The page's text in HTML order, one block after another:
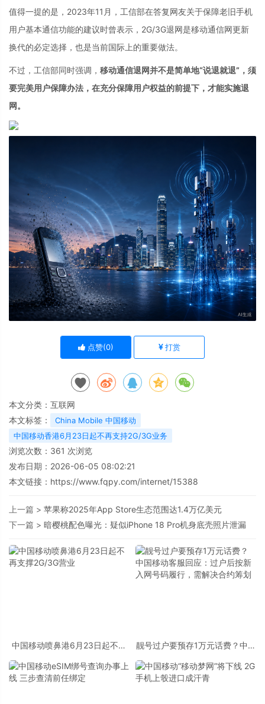
值得一提的是，2023年11月，工信部在答复网友关于保障老旧手机
用户基本通信功能的建议时曾表示，2G/3G退网是移动通信网更新
换代的必定选择，也是当前国际上的重要做法。
不过，工信部同时强调， 移动通信退网并不是简单地“说退就退”，须
要完美用户保障办法，在充分保障用户权益的前提下，才能实施退
网。
点赞(0) 打赏
本文分类： 互联网
本文标签：
China Mobile 中国移动
中国移动香港6月23日起不再支持2G/3G业务
浏览次数： 361 次浏览
发布日期：2026-06-05 08:02:21
本文链接： https://www.fqpy.com/internet/15388
上一篇 > 苹果称2025年App Store生态范围达1.4万亿美元
下一篇 > 暗樱桃配色曝光：疑似iPhone 18 Pro机身底壳照片泄漏
中国移动喷鼻港6月23日起不再
靓号过户要预存1万元话费？中国
号码履行，需解决合约筹划